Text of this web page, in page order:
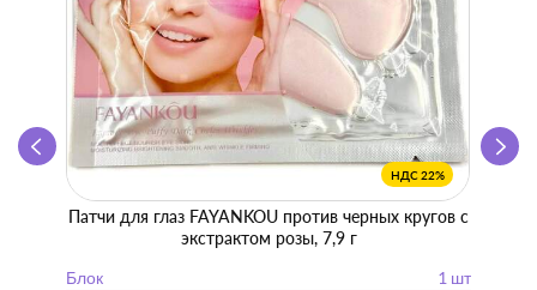
НДС 22%
Патчи для глаз FAYANKOU против черных кругов с
экстрактом розы, 7,9 г
Блок
1 шт